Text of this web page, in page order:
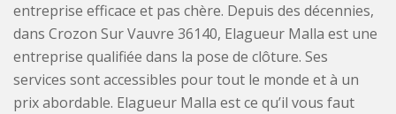
entreprise efficace et pas chère. Depuis des décennies,
dans Crozon Sur Vauvre 36140, Elagueur Malla est une
entreprise qualifiée dans la pose de clôture. Ses
services sont accessibles pour tout le monde et à un
prix abordable. Elagueur Malla est ce qu’il vous faut